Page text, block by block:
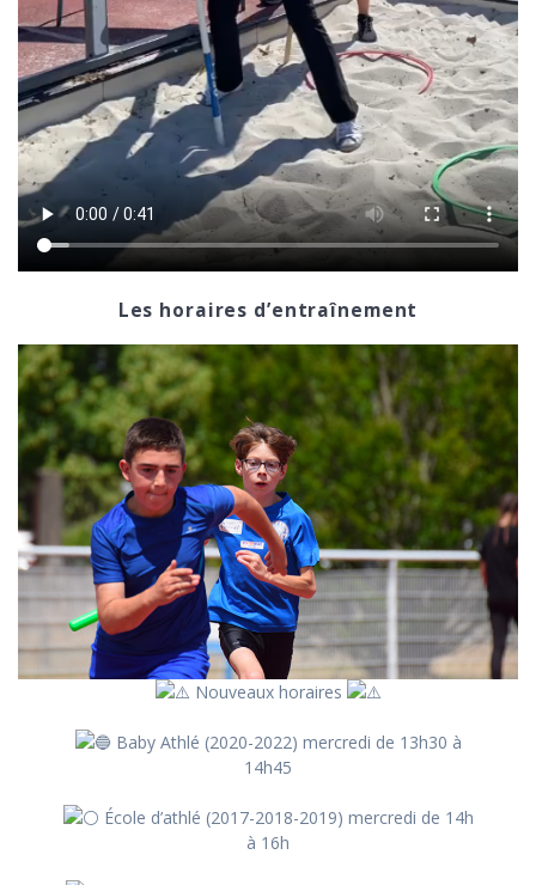
Les horaires d’entraînement
Nouveaux horaires
Baby Athlé (2020-2022) mercredi de 13h30 à
14h45
École d’athlé (2017-2018-2019) mercredi de 14h
à 16h